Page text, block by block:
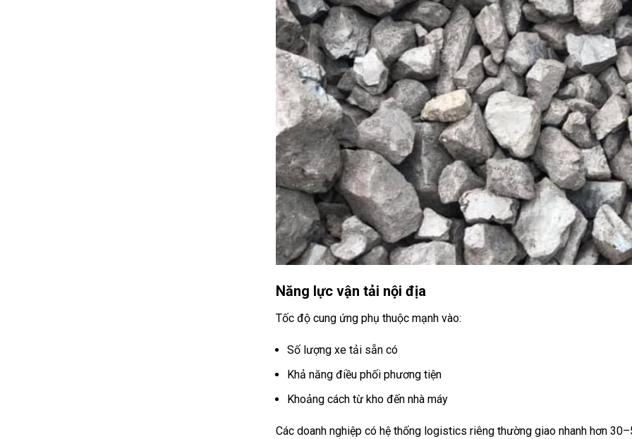
Năng lực vận tải nội địa
Tốc độ cung ứng phụ thuộc mạnh vào:
Số lượng xe tải sẵn có
Khả năng điều phối phương tiện
Khoảng cách từ kho đến nhà máy
Các doanh nghiệp có hệ thống logistics riêng thường giao nhanh hơn